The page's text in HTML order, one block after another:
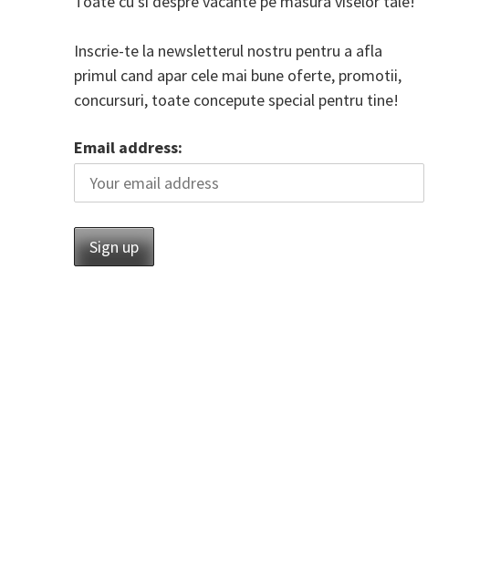
Inscrie-te la newsletterul nostru pentru a afla
primul cand apar cele mai bune oferte, promotii,
concursuri, toate concepute special pentru tine!
Email address: